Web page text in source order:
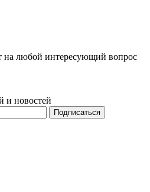
на любой интересующий вопрос
и новостей
Подписаться